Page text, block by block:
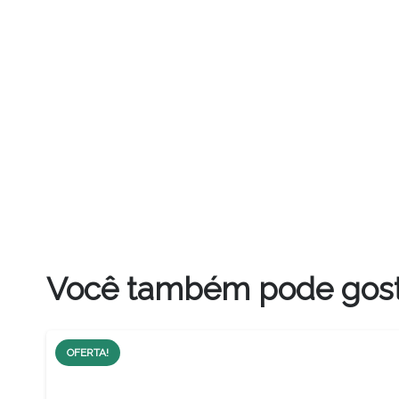
Você também pode
OFERTA!